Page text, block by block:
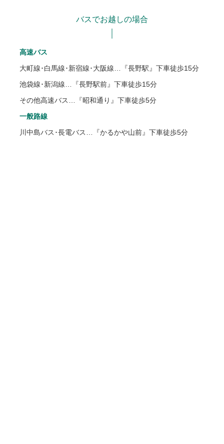
バスでお越しの場合
高速バス
大町線･白馬線･新宿線･大阪線…『長野駅』下車徒歩15分
池袋線･新潟線…『長野駅前』下車徒歩15分
その他高速バス…『昭和通り』下車徒歩5分
一般路線
川中島バス･長電バス…『かるかや山前』下車徒歩5分